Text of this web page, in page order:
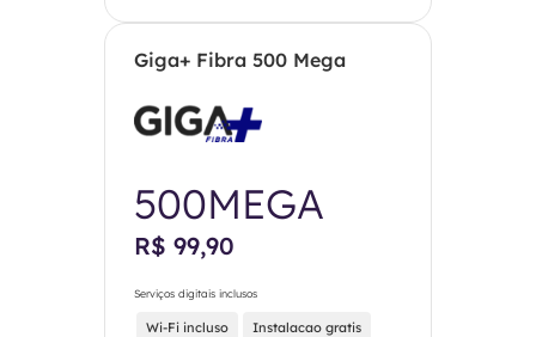
Giga+ Fibra 500 Mega
500MEGA
R$ 99,90
Serviços digitais inclusos
Wi-Fi incluso Instalacao gratis